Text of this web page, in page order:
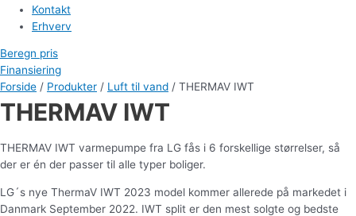
Kontakt
Erhverv
Beregn pris
Finansiering
Forside / Produkter / Luft til vand / THERMAV IWT
THERMAV IWT
THERMAV IWT varmepumpe fra LG fås i 6 forskellige størrelser, så
der er én der passer til alle typer boliger.
LG´s nye ThermaV IWT 2023 model kommer allerede på markedet i
Danmark September 2022. IWT split er den mest solgte og bedste